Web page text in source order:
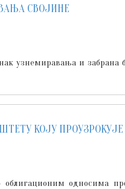
СВОЈИНЕ
узнемиравања и
КОЈУ
односима